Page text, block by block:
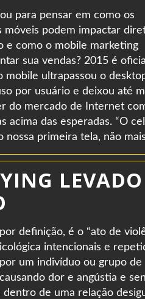
para pensar em como os
móveis podem impactar
e como o mobile marketing
sua vendas? 2015 é
mobile ultrapassou o
por usuário e deixou até
do mercado de Internet
acima das esperadas. “O
nossa primeira tela, não
definição, é o “ato de
intencionais e
um indivíduo ou grupo de
dor e angústia e
dentro de uma relação